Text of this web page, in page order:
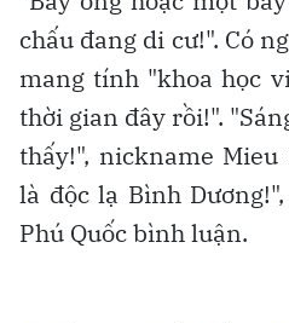
chấu đang di cư!". Có
mang tính "khoa học
thời gian đây rồi!".
thấy!", nickname
là độc lạ Bình
Phú Quốc bình luận.